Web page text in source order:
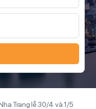
Trang lễ 30/4 và 1/5